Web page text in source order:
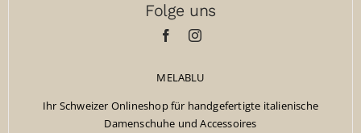
Folge uns
MELABLU
Ihr Schweizer Onlineshop für handgefertigte italienische
Damenschuhe und Accessoires